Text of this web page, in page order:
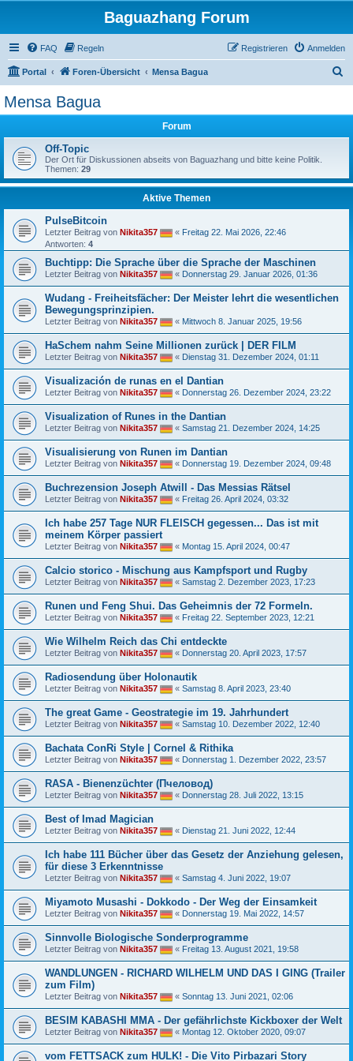
Baguazhang Forum
FAQ Regeln Anmelden
Registrieren
Portal Foren-Übersicht Mensa Bagua
Mensa Bagua
Forum
Off-Topic
Der Ort für Diskussionen abseits von Baguazhang und bitte keine Politik.
Themen: 29
Aktive Themen
PulseBitcoin
Letzter Beitrag von Nikita357 « Freitag 22. Mai 2026, 22:46
Antworten: 4
Buchtipp: Die Sprache über die Sprache der Maschinen
Letzter Beitrag von Nikita357 « Donnerstag 29. Januar 2026, 01:36
Wudang - Freiheitsfächer: Der Meister lehrt die wesentlichen
Bewegungsprinzipien.
Letzter Beitrag von Nikita357 « Mittwoch 8. Januar 2025, 19:56
HaSchem nahm Seine Millionen zurück | DER FILM
Letzter Beitrag von Nikita357 « Dienstag 31. Dezember 2024, 01:11
Visualización de runas en el Dantian
Letzter Beitrag von Nikita357 « Donnerstag 26. Dezember 2024, 23:22
Visualization of Runes in the Dantian
Letzter Beitrag von Nikita357 « Samstag 21. Dezember 2024, 14:25
Visualisierung von Runen im Dantian
Letzter Beitrag von Nikita357 « Donnerstag 19. Dezember 2024, 09:48
Buchrezension Joseph Atwill - Das Messias Rätsel
Letzter Beitrag von Nikita357 « Freitag 26. April 2024, 03:32
Ich habe 257 Tage NUR FLEISCH gegessen... Das ist mit
meinem Körper passiert
Letzter Beitrag von Nikita357 « Montag 15. April 2024, 00:47
Calcio storico - Mischung aus Kampfsport und Rugby
Letzter Beitrag von Nikita357 « Samstag 2. Dezember 2023, 17:23
Runen und Feng Shui. Das Geheimnis der 72 Formeln.
Letzter Beitrag von Nikita357 « Freitag 22. September 2023, 12:21
Wie Wilhelm Reich das Chi entdeckte
Letzter Beitrag von Nikita357 « Donnerstag 20. April 2023, 17:57
Radiosendung über Holonautik
Letzter Beitrag von Nikita357 « Samstag 8. April 2023, 23:40
The great Game - Geostrategie im 19. Jahrhundert
Letzter Beitrag von Nikita357 « Samstag 10. Dezember 2022, 12:40
Bachata ConRi Style | Cornel & Rithika
Letzter Beitrag von Nikita357 « Donnerstag 1. Dezember 2022, 23:57
RASA - Bienenzüchter (Пчеловод)
Letzter Beitrag von Nikita357 « Donnerstag 28. Juli 2022, 13:15
Best of Imad Magician
Letzter Beitrag von Nikita357 « Dienstag 21. Juni 2022, 12:44
Ich habe 111 Bücher über das Gesetz der Anziehung gelesen,
für diese 3 Erkenntnisse
Letzter Beitrag von Nikita357 « Samstag 4. Juni 2022, 19:07
Miyamoto Musashi - Dokkodo - Der Weg der Einsamkeit
Letzter Beitrag von Nikita357 « Donnerstag 19. Mai 2022, 14:57
Sinnvolle Biologische Sonderprogramme
Letzter Beitrag von Nikita357 « Freitag 13. August 2021, 19:58
WANDLUNGEN - RICHARD WILHELM UND DAS I GING (Trailer
zum Film)
Letzter Beitrag von Nikita357 « Sonntag 13. Juni 2021, 02:06
BESIM KABASHI MMA - Der gefährlichste Kickboxer der Welt
Letzter Beitrag von Nikita357 « Montag 12. Oktober 2020, 09:07
vom FETTSACK zum HULK! - Die Vito Pirbazari Story